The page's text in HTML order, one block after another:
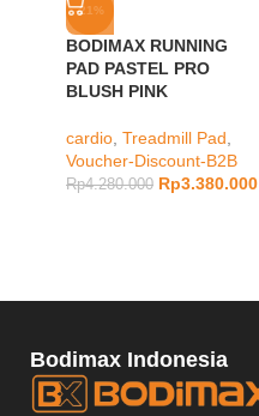
-21%
BODIMAX RUNNING
PAD PASTEL PRO
BLUSH PINK
cardio, Treadmill Pad,
Voucher-Discount-B2B
Rp4.280.000 Rp3.380.000
Bodimax Indonesia